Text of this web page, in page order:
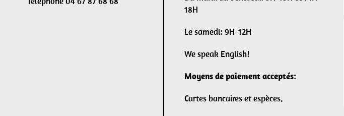
18H
Le samedi: 9H-12H
We speak English!
Moyens de paiement acceptés:
Cartes bancaires et espèces.